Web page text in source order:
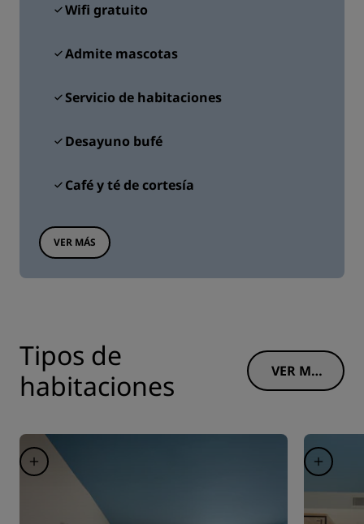
Wifi gratuito
Admite mascotas
Servicio de habitaciones
Desayuno bufé
Café y té de cortesía
VER MÁS
Tipos de
habitaciones
VER MÁ
S